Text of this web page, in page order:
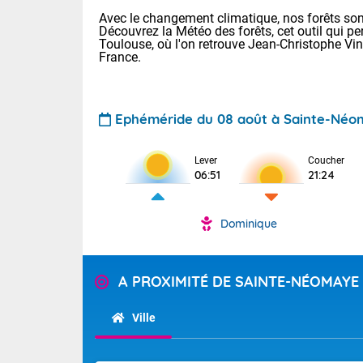
Avec le changement climatique, nos forêts
Découvrez la Météo des forêts, cet outil qui
Toulouse, où l'on retrouve Jean-Christophe
France.
Ephéméride du 08 août à Sainte-
Lever
06:51
Coucher
21:24
Dominique
A PROXIMITÉ DE SAINTE-NÉOMAYE
Ville
Voici les
: 13/28 Paris
Clermont-Fd
Limoges :
Lille : 14/29
Très
(83), et